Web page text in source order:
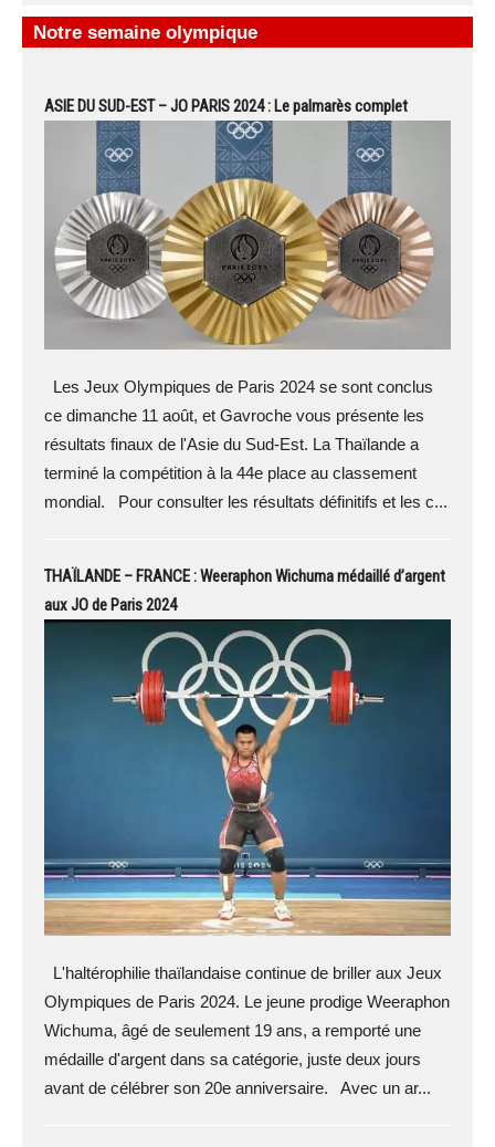
Notre semaine olympique
ASIE DU SUD-EST – JO PARIS 2024 : Le palmarès complet
Les Jeux Olympiques de Paris 2024 se sont conclus
ce dimanche 11 août, et Gavroche vous présente les
résultats finaux de l'Asie du Sud-Est. La Thaïlande a
terminé la compétition à la 44e place au classement
mondial. Pour consulter les résultats définitifs et les c...
THAÏLANDE – FRANCE : Weeraphon Wichuma médaillé d’argent
aux JO de Paris 2024
L'haltérophilie thaïlandaise continue de briller aux Jeux
Olympiques de Paris 2024. Le jeune prodige Weeraphon
Wichuma, âgé de seulement 19 ans, a remporté une
médaille d'argent dans sa catégorie, juste deux jours
avant de célébrer son 20e anniversaire. Avec un ar...